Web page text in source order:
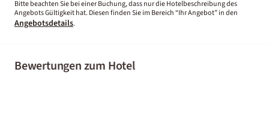
Bitte beachten Sie bei einer Buchung, dass nur die Hotelbeschreibung des
Angebots Gültigkeit hat. Diesen finden Sie im Bereich “Ihr Angebot” in den
Angebotsdetails.
Bewertungen zum Hotel